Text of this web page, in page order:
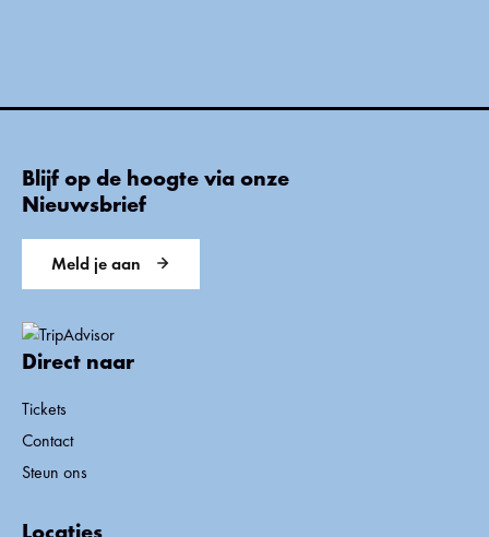
Blijf op de hoogte via onze
Nieuwsbrief
Meld je aan
Direct naar
Tickets
Contact
Steun ons
Locaties